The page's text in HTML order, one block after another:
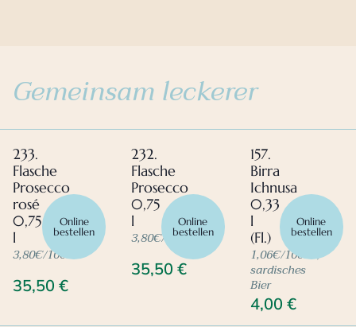
Gemeinsam leckerer
233.
Flasche
Prosecco
rosé
0,75
l
35,50 €
3,80€/100ml
Online
bestellen
232.
Flasche
Prosecco
0,75
l
35,50€
3,80€/100ml
Online
bestellen
157.
Birra
Ichnusa
0,33
l
(Fl.)
4,00 €
1,06€/100ml,
sardisches
Bier
Online
bestellen